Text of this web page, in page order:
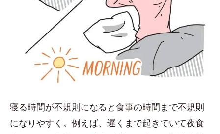
寝る時間が不規則になると食事の時間まで不規則
になりやすく。例えば、遅くまで起きていて夜食